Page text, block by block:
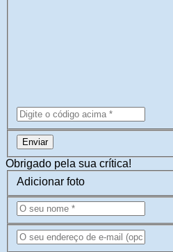
Enviar
Obrigado pela sua crítica!
Adicionar foto